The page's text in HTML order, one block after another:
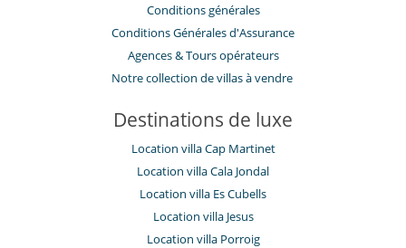
Conditions générales
Conditions Générales d'Assurance
​Agences & Tours opérateurs
Notre collection de villas à vendre
Destinations de luxe
Location villa Cap Martinet
Location villa Cala Jondal
Location villa Es Cubells
Location villa Jesus
Location villa Porroig